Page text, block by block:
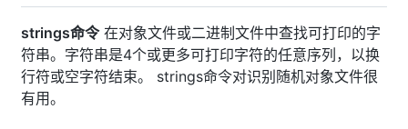
strings命令在对象文件或二进制文件中查找可打印的字
符串。字符串是4个或更多可打印字符的任意序列，以换
行符或空字符结束。 strings命令对识别随机对象文件很
有用。